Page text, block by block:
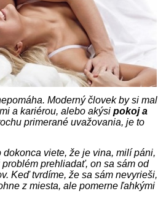
Moderný človek by si mal
a kariérou, alebo akýsi pokoj a
primerané uvažovania, je to
viete, že je vina, milí páni,
prehliadať, on sa sám od
Keď tvrdíme, že sa sám nevyrieši,
z miesta, ale pomerne ľahkými